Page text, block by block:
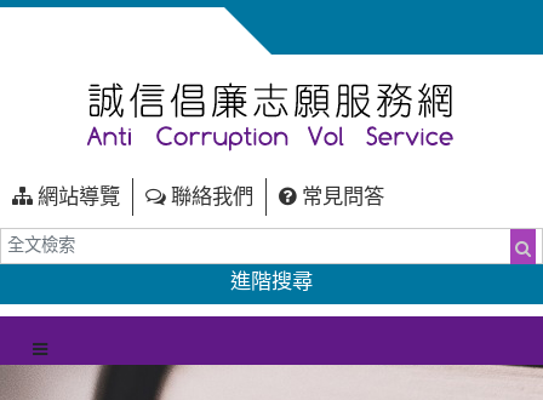
網站導覽 聯絡我們 常見問答
搜
進階搜尋
選單